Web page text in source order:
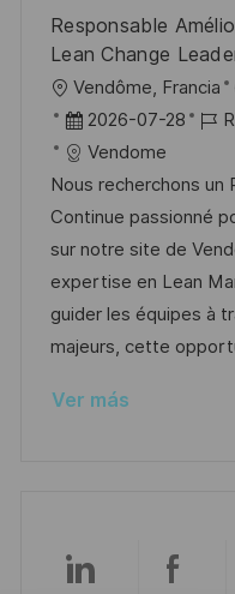
b
c
a
n
o
Responsable
Lean Change
U
b
c
a
c
i
ó
n
Vendôme, Francia
F
e
c
h
a
d
e
p
b
2026-07-28
I
d
e
e
m
p
l
Vendome
Nous recherchons un
Continue passionné
sur notre site de
expertise en Lean
guider les équipes à
majeurs, cette
Ver más